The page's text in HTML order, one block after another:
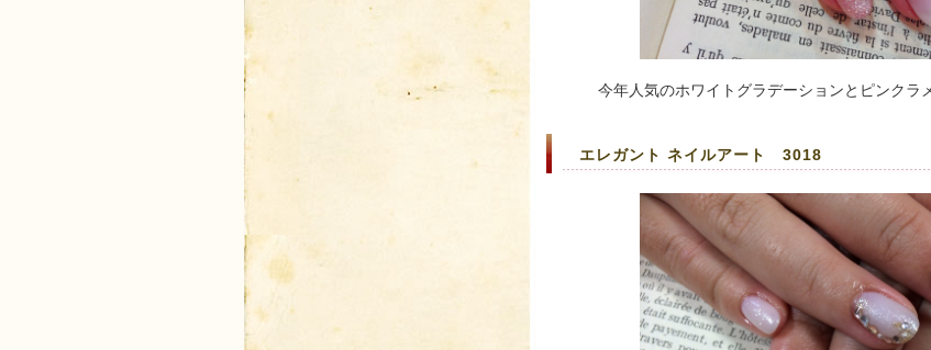
今年人気のホワイトグラデーションとピンクラ
エレガント ネイルアート 3018